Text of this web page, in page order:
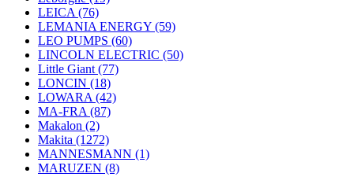
LEICA (76)
LEMANIA ENERGY (59)
LEO PUMPS (60)
LINCOLN ELECTRIC (50)
Little Giant (77)
LONCIN (18)
LOWARA (42)
MA-FRA (87)
Makalon (2)
Makita (1272)
MANNESMANN (1)
MARUZEN (8)